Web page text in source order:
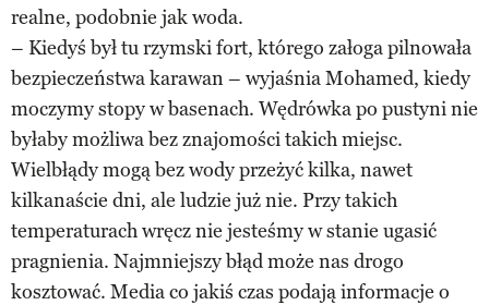
realne, podobnie jak woda.
– Kiedyś był tu rzymski fort, którego załoga pilnowała
bezpieczeństwa karawan – wyjaśnia Mohamed, kiedy
moczymy stopy w basenach. Wędrówka po pustyni nie
byłaby możliwa bez znajomości takich miejsc.
Wielbłądy mogą bez wody przeżyć kilka, nawet
kilkanaście dni, ale ludzie już nie. Przy takich
temperaturach wręcz nie jesteśmy w stanie ugasić
pragnienia. Najmniejszy błąd może nas drogo
kosztować. Media co jakiś czas podają informacje o